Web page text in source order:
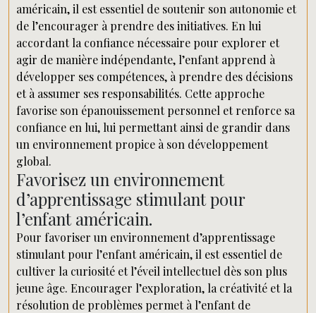
américain, il est essentiel de soutenir son autonomie et
de l’encourager à prendre des initiatives. En lui
accordant la confiance nécessaire pour explorer et
agir de manière indépendante, l’enfant apprend à
développer ses compétences, à prendre des décisions
et à assumer ses responsabilités. Cette approche
favorise son épanouissement personnel et renforce sa
confiance en lui, lui permettant ainsi de grandir dans
un environnement propice à son développement
global.
Favorisez un environnement
d’apprentissage stimulant pour
l’enfant américain.
Pour favoriser un environnement d’apprentissage
stimulant pour l’enfant américain, il est essentiel de
cultiver la curiosité et l’éveil intellectuel dès son plus
jeune âge. Encourager l’exploration, la créativité et la
résolution de problèmes permet à l’enfant de